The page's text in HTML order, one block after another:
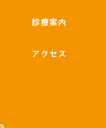
診療案内
アクセス